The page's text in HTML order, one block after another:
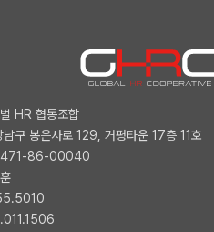
HR 협동조합
남구 봉은사로 129, 거평타운 17층 11호
471-86-00040